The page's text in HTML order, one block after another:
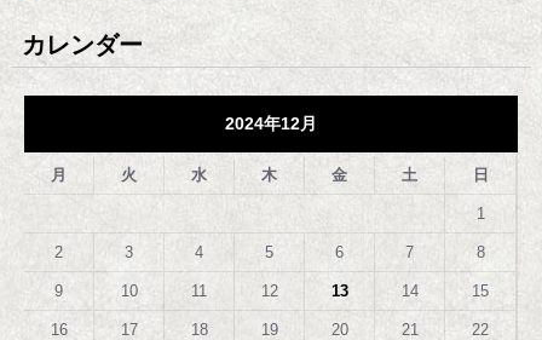
カレンダー
2024年12月
月 火 水 木 金 土 日
1
2 3 4 5 6 7 8
9 10 11 12 13 14 15
16 17 18 19 20 21 22